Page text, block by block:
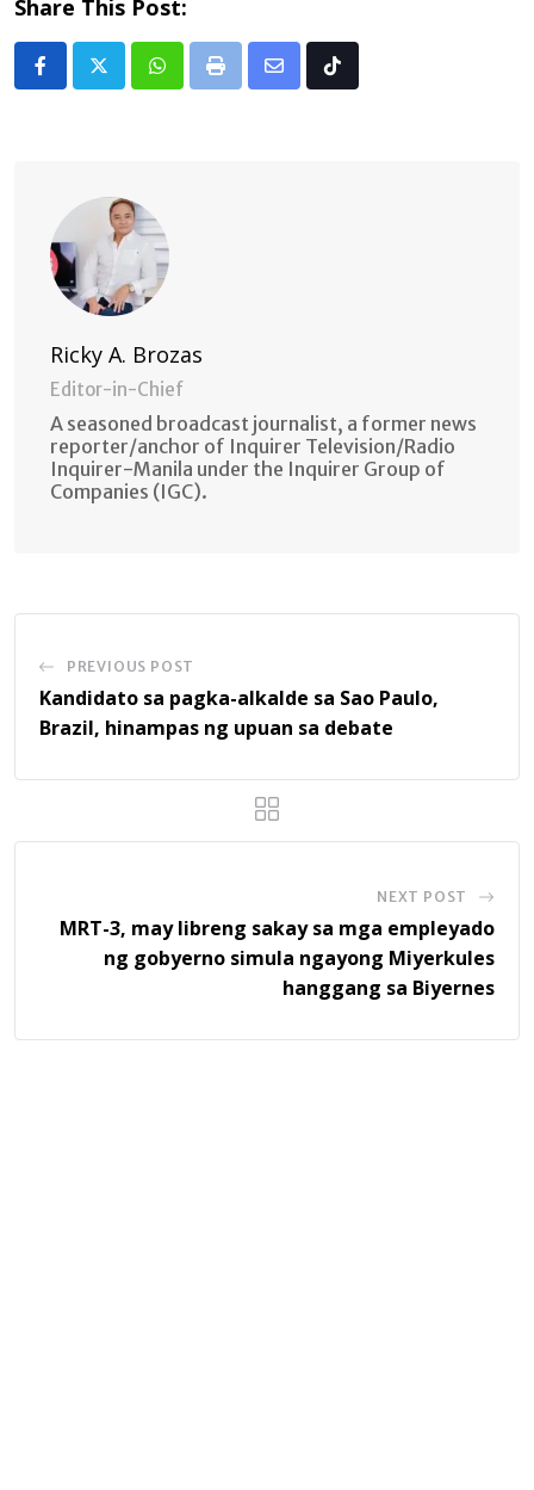
Share This Post:
Whatsapp
Print
Share Tiktok
Ricky A. Brozas
Editor-in-Chief
A seasoned broadcast journalist, a former news
reporter/anchor of Inquirer Television/Radio
Inquirer-Manila under the Inquirer Group of
Companies (IGC).
PREVIOUS POST
Kandidato sa pagka-alkalde sa Sao Paulo,
Brazil, hinampas ng upuan sa debate
NEXT POST
MRT-3, may libreng sakay sa mga empleyado
ng gobyerno simula ngayong Miyerkules
hanggang sa Biyernes